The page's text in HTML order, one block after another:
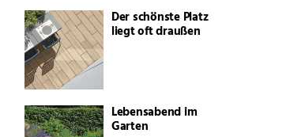
Der schönste Platz
liegt oft draußen
Lebensabend im
Garten